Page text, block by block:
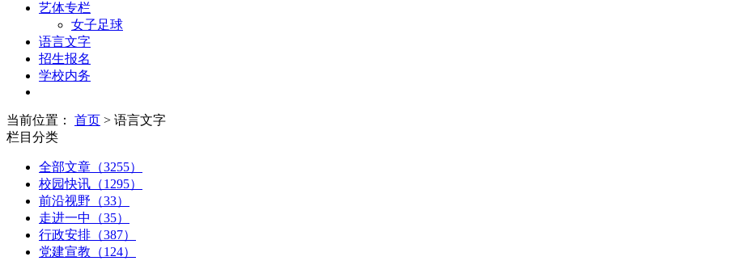
艺体专栏
女子足球
语言文字
招生报名
学校内务
当前位置： 首页 > 语言文字
栏目分类
全部文章（3255）
校园快讯（1295）
前沿视野（33）
走进一中（35）
行政安排（387）
党建宣教（124）